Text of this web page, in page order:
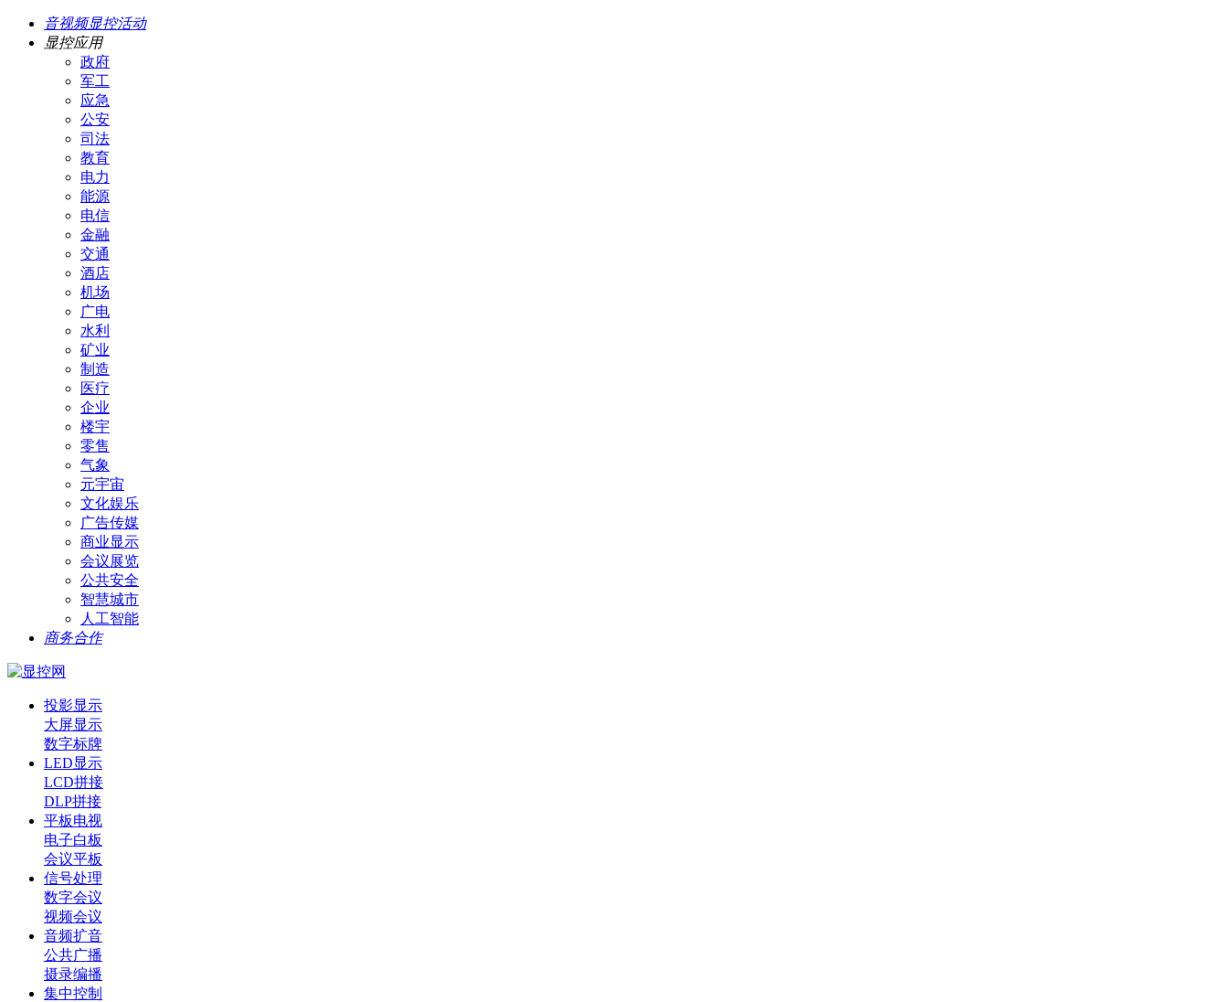
音视频显控活动
显控应用
政府
军工
应急
公安
司法
教育
电力
能源
电信
金融
交通
酒店
机场
广电
水利
矿业
制造
医疗
企业
楼宇
零售
气象
元宇宙
文化娱乐
广告传媒
商业显示
会议展览
公共安全
智慧城市
人工智能
商务合作
投影显示
大屏显示
数字标牌
LED显示
LCD拼接
DLP拼接
平板电视
电子白板
会议平板
信号处理
数字会议
视频会议
音频扩音
公共广播
摄录编播
集中控制